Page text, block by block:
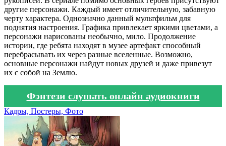
другие персонажи. Каждый имеет отличительную, забавную
черту характера. Однозначно данный мультфильм для
поднятия настроения. Графика привлекает яркими цветами, а
персонажи нарисованы необычно, мило. Продолжение
истории, где ребята находят в музее артефакт способный
перебрасывать их через разные вселенные. Возможно,
основные персонажи найдут новых друзей и даже привезут
их с собой на Землю.
Фэнтези слушать онлайн аудиокниги
Кадры, Постеры, Фото